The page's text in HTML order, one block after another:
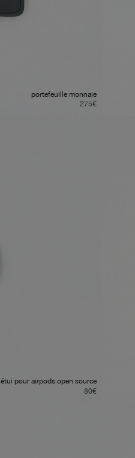
portefeuille monnaie
275€
étui pour airpods open source
80€